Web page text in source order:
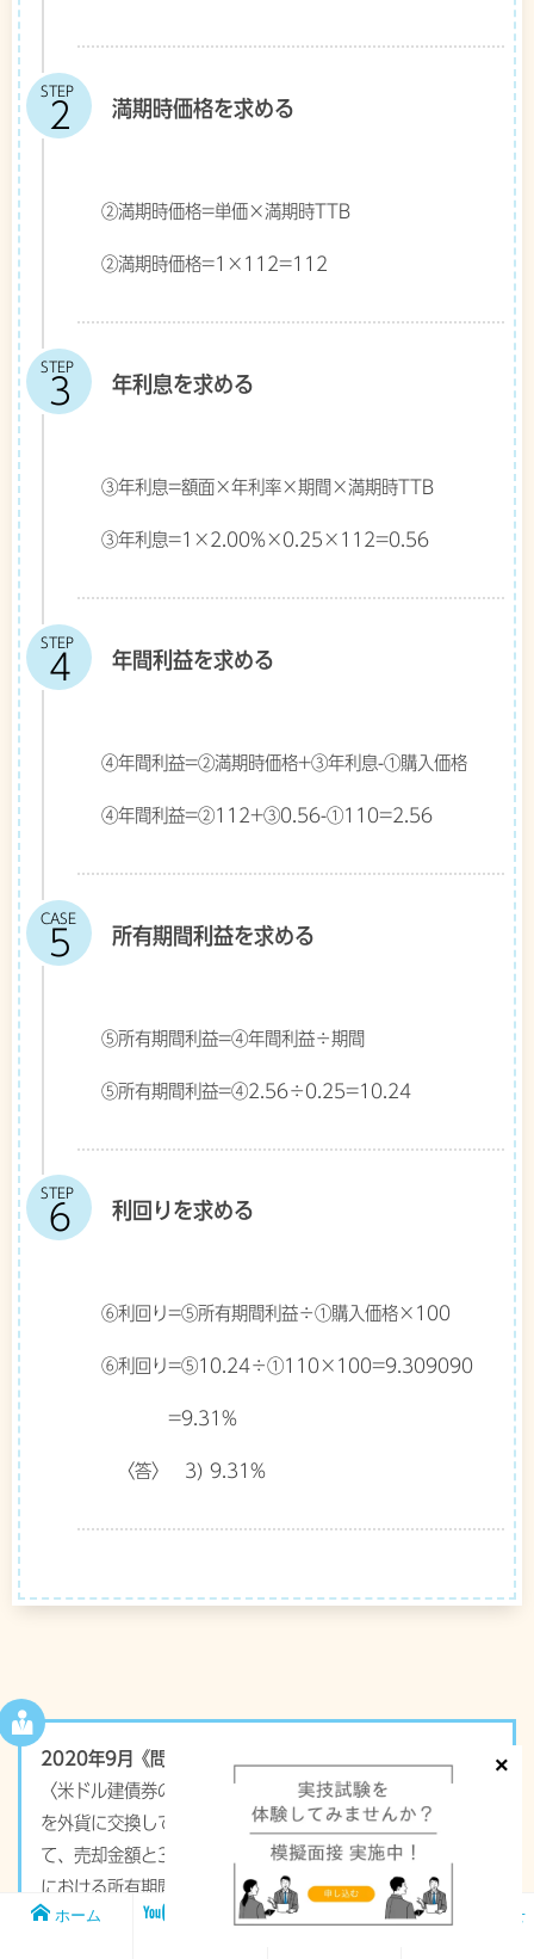
STEP
満期時価格を求める
②満期時価格=単価×満期時TTB
②満期時価格=1×112=112
STEP
年利息を求める
③年利息=額面×年利率×期間×満期時TTB
③年利息=1×2.00%×0.25×112=0.56
STEP
年間利益を求める
④年間利益=②満期時価格+③年利息-①購入価格
④年間利益=②112+③0.56-①110=2.56
CASE
所有期間利益を求める
⑤所有期間利益=④年間利益÷期間
⑤所有期間利益=④2.56÷0.25=10.24
STEP
利回りを求める
⑥利回り=⑤所有期間利益÷①購入価格×100
⑥利回り=⑤10.24÷①110×100=9.309090
=9.31%
〈答〉 3) 9.31%
2020年9月《問56》
〈米ドル建債券の概要〉の条件で、為替予約を付けずに円貨
を外貨に交換して当該債券を購入し、1年6カ月後に売却し
て、売却金額と3回分の利子をまとめて円貨に交換した場合
における所有期間利回り(単利による年換算)を求めなさい。
〔計算過程〕を示し、〈答〉は表示単位の小数点以下第3位
ホーム
メンバー
FP1級実技試
お問い合わせ